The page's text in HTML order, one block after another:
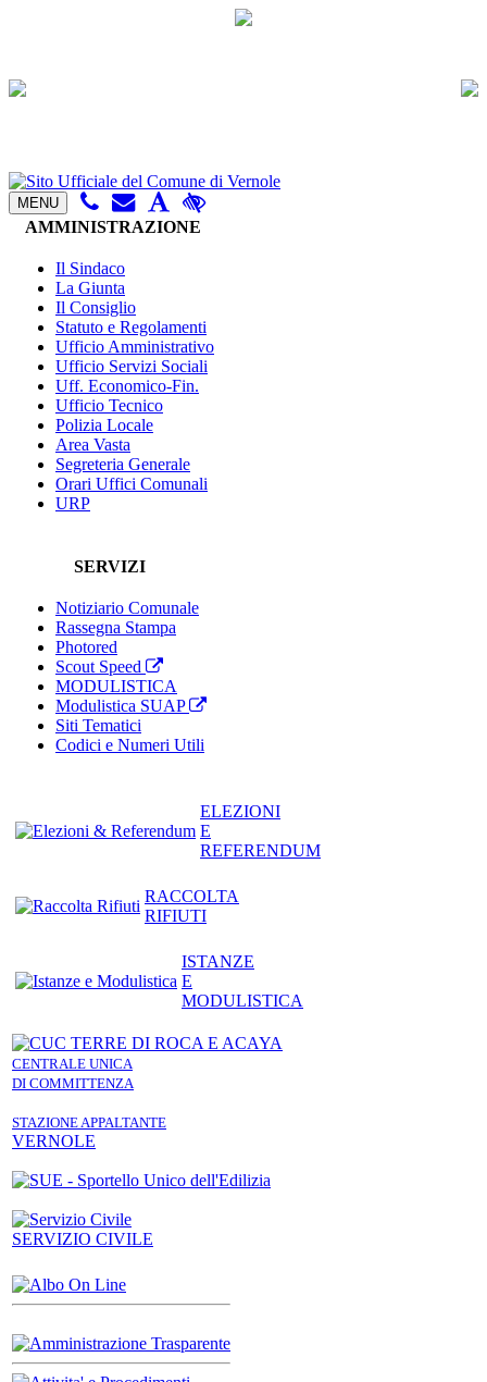
MENU
AMMINISTRAZIONE
Il Sindaco
La Giunta
Il Consiglio
Statuto e Regolamenti
Ufficio Amministrativo
Ufficio Servizi Sociali
Uff. Economico-Fin.
Ufficio Tecnico
Polizia Locale
Area Vasta
Segreteria Generale
Orari Uffici Comunali
URP
SERVIZI
Notiziario Comunale
Rassegna Stampa
Photored
Scout Speed
MODULISTICA
Modulistica SUAP
Siti Tematici
Codici e Numeri Utili
ELEZIONI
E
REFERENDUM
RACCOLTA
RIFIUTI
ISTANZE
E
MODULISTICA
CENTRALE UNICA
DI COMMITTENZA
STAZIONE APPALTANTE
VERNOLE
SERVIZIO CIVILE